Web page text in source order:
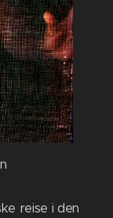
reise i den